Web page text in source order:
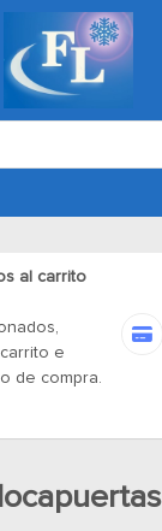
al carrito
e
de compra.